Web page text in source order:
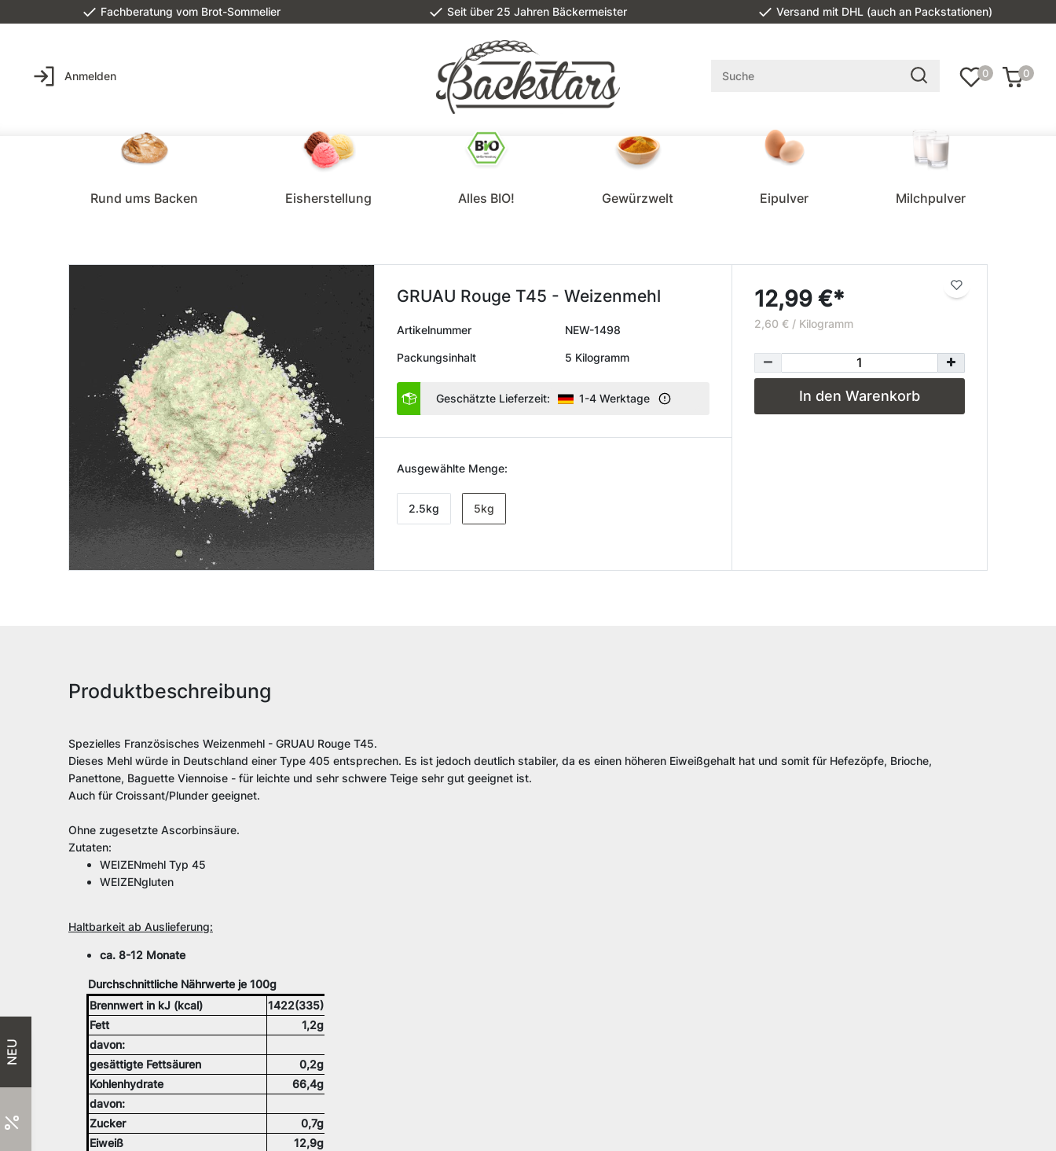
Fachberatung vom Brot-Sommelier Seit über 25 Jahren Bäckermeister Versand mit DHL (auch an Packstationen)
Anmelden 0 0
Rund ums Backen Eisherstellung Alles BIO! Gewürzwelt Eipulver Milchpulver
GRUAU Rouge T45 - Weizenmehl
Artikelnummer NEW-1498
Packungsinhalt 5 Kilogramm
Geschätzte Lieferzeit: 1-4 Werktage
Ausgewählte Menge:
2.5kg 5kg
12,99 €*
2,60 € / Kilogramm
In den Warenkorb
Produktbeschreibung
Spezielles Französisches Weizenmehl - GRUAU Rouge T45.
Dieses Mehl würde in Deutschland einer Type 405 entsprechen. Es ist jedoch deutlich stabiler, da es einen höheren Eiweißgehalt hat und somit für Hefezöpfe, Brioche,
Panettone, Baguette Viennoise - für leichte und sehr schwere Teige sehr gut geeignet ist.
Auch für Croissant/Plunder geeignet.
Ohne zugesetzte Ascorbinsäure.
Zutaten:
WEIZENmehl Typ 45
WEIZENgluten
Haltbarkeit ab Auslieferung:
ca. 8-12 Monate
Durchschnittliche Nährwerte je 100g
Brennwert in kJ (kcal)
1422(335)
Fett
1,2g
davon:
gesättigte Fettsäuren
0,2g
Kohlenhydrate
66,4g
davon:
Zucker
0,7g
Eiweiß
12,9g
NEU